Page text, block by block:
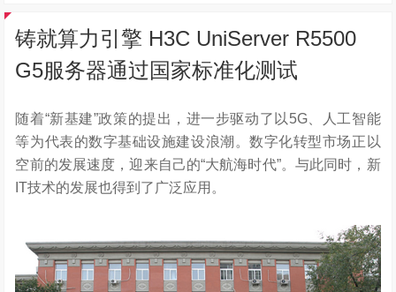
铸就算力引擎 H3C UniServer R5500
G5服务器通过国家标准化测试
随着“新基建”政策的提出，进一步驱动了以5G、人工智能
等为代表的数字基础设施建设浪潮。数字化转型市场正以
空前的发展速度，迎来自己的“大航海时代”。与此同时，新
IT技术的发展也得到了广泛应用。